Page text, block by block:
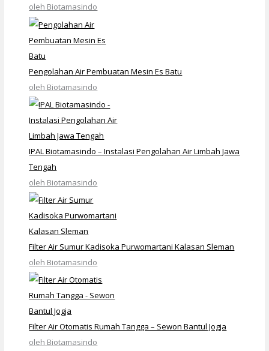
oleh Biotamasindo
Pengolahan Air Pembuatan Mesin Es Batu
oleh Biotamasindo
IPAL Biotamasindo – Instalasi Pengolahan Air Limbah Jawa
Tengah
oleh Biotamasindo
Filter Air Sumur Kadisoka Purwomartani Kalasan Sleman
oleh Biotamasindo
Filter Air Otomatis Rumah Tangga – Sewon Bantul Jogja
oleh Biotamasindo